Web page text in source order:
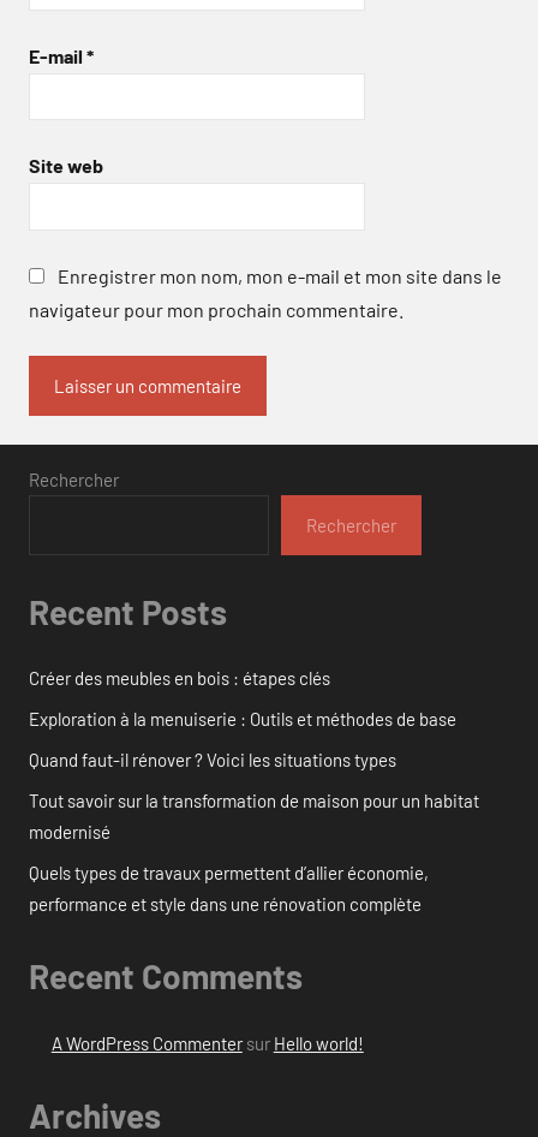
E-mail *
Site web
Enregistrer mon nom, mon e-mail et mon site dans le
navigateur pour mon prochain commentaire.
Rechercher
Rechercher
Recent Posts
Créer des meubles en bois : étapes clés
Exploration à la menuiserie : Outils et méthodes de base
Quand faut-il rénover ? Voici les situations types
Tout savoir sur la transformation de maison pour un habitat
modernisé
Quels types de travaux permettent d’allier économie,
performance et style dans une rénovation complète
Recent Comments
A WordPress Commentersur Hello world!
Archives